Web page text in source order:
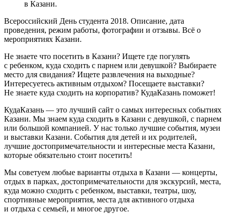
в Казани.
Всероссийский День студента 2018. Описание, дата
проведения, режим работы, фотографии и отзывы. Всё о
мероприятиях Казани.
Не знаете что посетить в Казани? Ищете где погулять
с ребенком, куда сходить с парнем или девушкой? Выбираете
место для свидания? Ищете развлечения на выходные?
Интересуетесь активным отдыхом? Посещаете выставки?
Не знаете куда сходить на корпоратив? КудаКазань поможет!
КудаКазань — это лучший сайт о самых интересных событиях
Казани. Мы знаем куда сходить в Казани с девушкой, с парнем
или большой компанией. У нас только лучшие события, музеи
и выставки Казани. События для детей и их родителей,
лучшие достопримечательности и интересные места Казани,
которые обязательно стоит посетить!
Мы советуем любые варианты отдыха в Казани — концерты,
отдых в парках, достопримечательности для экскурсий, места,
куда можно сходить с ребенком, выставки, театры, шоу,
спортивные мероприятия, места для активного отдыха
и отдыха с семьей, и многое другое.